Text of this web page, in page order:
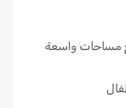
مساحات واسعة